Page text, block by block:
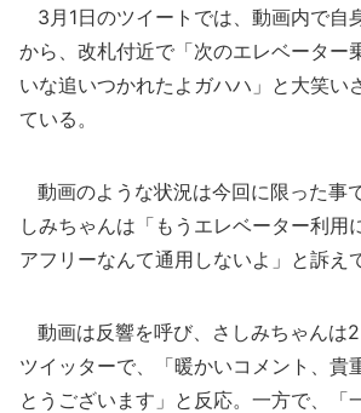
3月1日のツイートでは、動画内で自
から、改札付近で「次のエレベータ
いな追いつかれたよガハハ」と大笑い
ている。
動画のような状況は今回に限った事
しみちゃんは「もうエレベーター利用
アフリーなんて通用しないよ」と訴え
動画は反響を呼び、さしみちゃんは
ツイッターで、「暖かいコメント、貴
とうございます」と反応。一方で、「